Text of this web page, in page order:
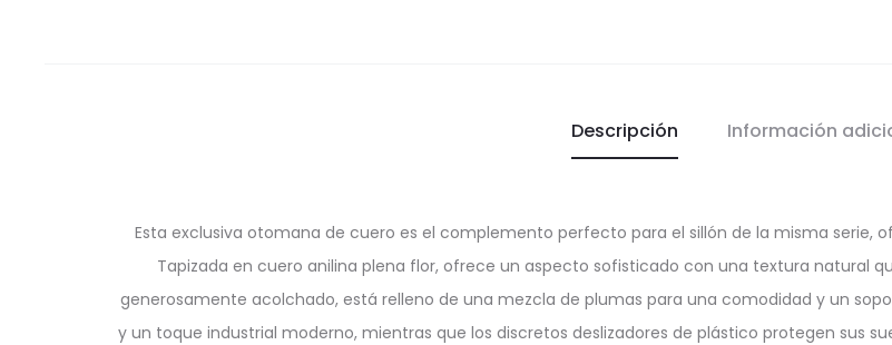
Descripción Información
Esta exclusiva otomana de cuero es el complemento perfecto para el sillón de la misma serie,
Tapizada en cuero anilina plena flor, ofrece un aspecto sofisticado con una textura natural
generosamente acolchado, está relleno de una mezcla de plumas para una comodidad y un
y un toque industrial moderno, mientras que los discretos deslizadores de plástico protegen sus